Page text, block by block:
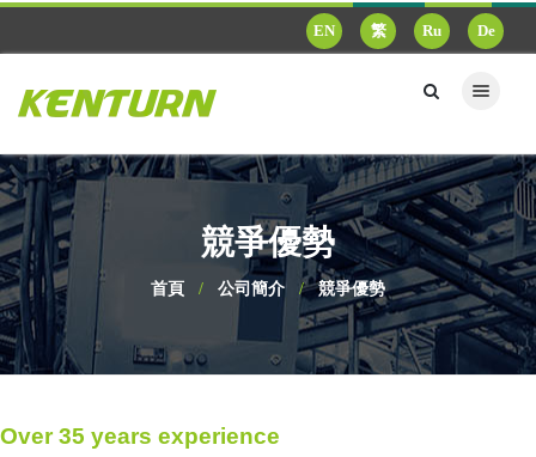
EN 繁 Ru De
競爭優勢
首頁 公司簡介 競爭優勢
Over 35 years experience